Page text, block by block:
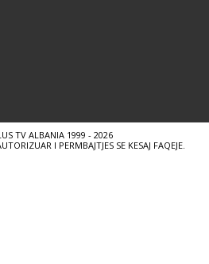
TV ALBANIA 1999 - 2026
I PERMBAJTJES SE KESAJ FAQEJE.